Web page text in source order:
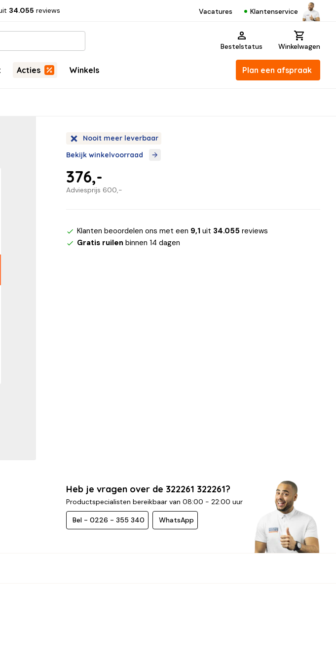
34.055 reviews Vacatures Klantenservice
Bestelstatus Winkelwagen
Acties Winkels Plan een afspraak
Nooit meer leverbaar
Bekijk winkelvoorraad
Adviesprijs 600,-
376,-
Klanten beoordelen ons met een 9,1 uit 34.055 reviews
Gratis ruilen binnen 14 dagen
Heb je vragen over de 322261 322261?
Productspecialisten bereikbaar van 08:00 - 22:00 uur
Bel - 0226 - 355 340 WhatsApp